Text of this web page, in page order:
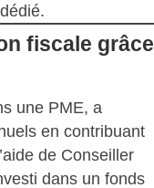
fiscale grâce
une PME, a
en contribuant
de Conseiller
dans un fonds